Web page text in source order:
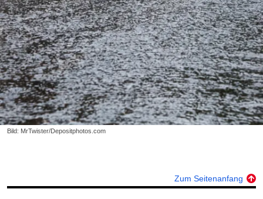
Bild: MrTwister/Depositphotos.com
Zum Seitenanfang